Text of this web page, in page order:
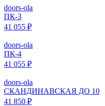
doors-ola
ПК-3
41 055 ₽
doors-ola
ПК-4
41 055 ₽
doors-ola
СКАНДИНАВСКАЯ ДО 10
41 850 ₽